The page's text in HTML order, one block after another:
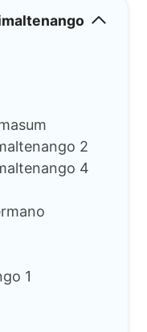
2
4
1